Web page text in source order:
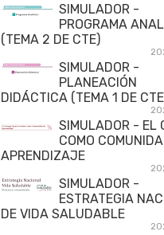
SIMULADOR -
PROGRAMA
(TEMA 2 DE CTE)
SIMULADOR -
PLANEACIÓN
DIDÁCTICA (TEMA 1 DE
SIMULADOR - EL
COMO
APRENDIZAJE
SIMULADOR -
ESTRATEGIA
DE VIDA SALUDABLE